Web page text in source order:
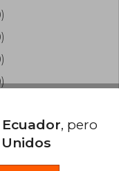
el libro
, pero